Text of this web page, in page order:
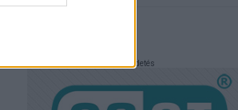
Hirdetés